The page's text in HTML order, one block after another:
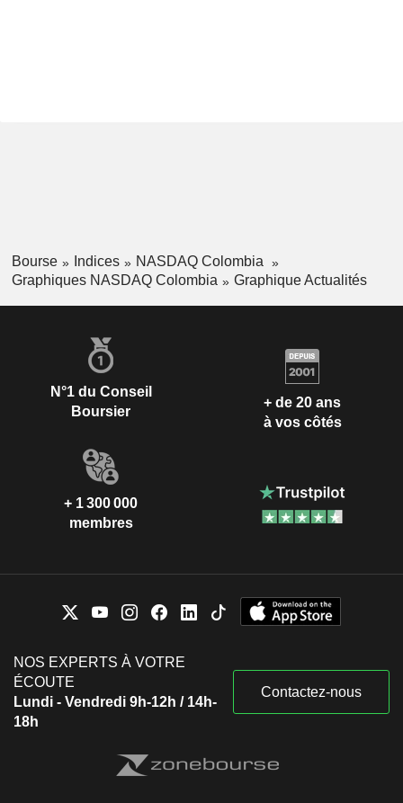
Bourse Indices
NASDAQ Colombia
Graphiques NASDAQ Colombia
Graphique Actualités
N°1 du Conseil
Boursier
+ de 20 ans
à vos côtés
+ 1 300 000
membres
NOS EXPERTS À VOTRE
ÉCOUTE
Lundi - Vendredi 9h-12h / 14h-
18h
Contactez-nous